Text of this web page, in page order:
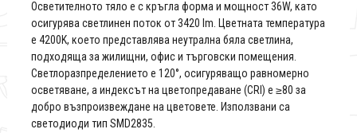
Осветителното тяло е с кръгла форма и мощност 36W, като
осигурява светлинен поток от 3420 lm. Цветната температура
е 4200K, което представлява неутрална бяла светлина,
подходяща за жилищни, офис и търговски помещения.
Светлоразпределението е 120°, осигуряващо равномерно
осветяване, а индексът на цветопредаване (CRI) е ≥80 за
добро възпроизвеждане на цветовете. Използвани са
светодиоди тип SMD2835.